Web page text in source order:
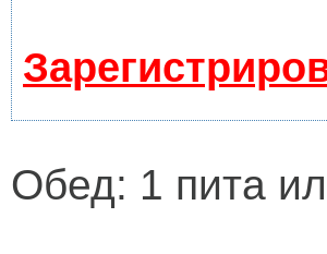
Обед: 1 пита